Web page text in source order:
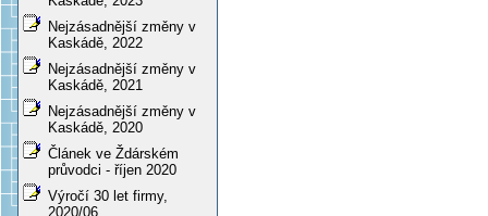
Nejzásadnější změny v
Kaskádě, 2022
Nejzásadnější změny v
Kaskádě, 2021
Nejzásadnější změny v
Kaskádě, 2020
Článek ve Ždárském
průvodci - říjen 2020
Výročí 30 let firmy,
2020/06